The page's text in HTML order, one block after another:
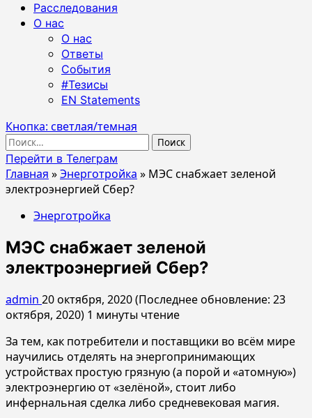
Расследования
О нас
О нас
Ответы
События
#Тезисы
EN Statements
Кнопка: светлая/темная
Найти:
Перейти в Телеграм
Главная »Энерготройка » МЭС снабжает зеленой
электроэнергией Сбер?
Энерготройка
МЭС снабжает зеленой
электроэнергией Сбер?
admin 20 октября, 2020 (Последнее обновление: 23
октября, 2020) 1 минуты чтение
За тем, как потребители и поставщики во всём мире
научились отделять на энергопринимающих
устройствах простую грязную (а порой и «атомную»)
электроэнергию от «зелёной», стоит либо
инфернальная сделка либо средневековая магия.